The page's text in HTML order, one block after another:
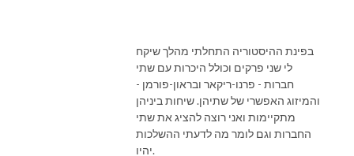
בפינת ההיסטוריה התחלתי מהלך שיקח
לי שני פרקים וכולל היכרות עם שתי
חברות - פרנו-ריקאר ובראון-פורמן -
והמיזוג האפשרי של שתיהן. שיחות ביניהן
מתקיימות ואני רוצה להציג את שתי
החברות וגם לומר מה לדעתי ההשלכות
יהיו.